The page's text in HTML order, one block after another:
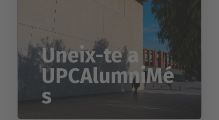
Uneix-te a
UPCAlumniMé
s